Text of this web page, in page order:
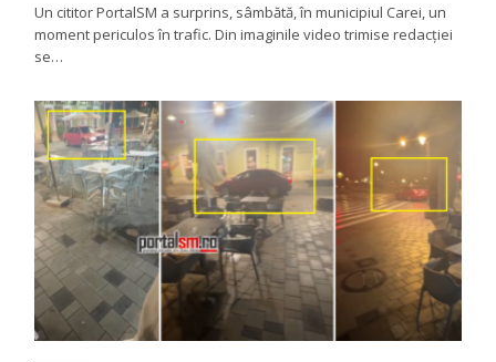
Un cititor PortalSM a surprins, sâmbătă, în municipiul Carei, un
moment periculos în trafic. Din imaginile video trimise redacției
se…